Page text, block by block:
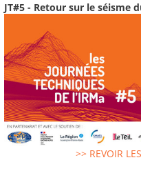
JT#5 - Retour sur le séisme
>> REVOIR